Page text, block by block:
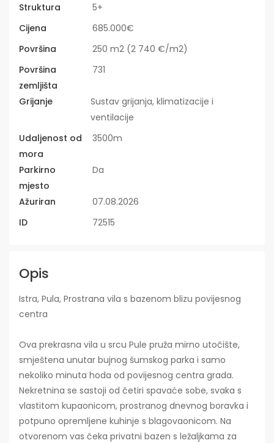
Struktura
5+
Cijena
685.000€
Površina
250 m2 (2 740 €/m2)
Površina
zemljišta
731
Grijanje
Sustav grijanja, klimatizacije i
ventilacije
Udaljenost od
mora
3500m
Parkirno
mjesto
Da
Ažuriran
07.08.2026
ID
72515
Opis
Istra, Pula, Prostrana vila s bazenom blizu povijesnog
centra
Ova prekrasna vila u srcu Pule pruža mirno utočište,
smještena unutar bujnog šumskog parka i samo
nekoliko minuta hoda od povijesnog centra grada.
Nekretnina se sastoji od četiri spavaće sobe, svaka s
vlastitom kupaonicom, prostranog dnevnog boravka i
potpuno opremljene kuhinje s blagovaonicom. Na
otvorenom vas čeka privatni bazen s ležaljkama za